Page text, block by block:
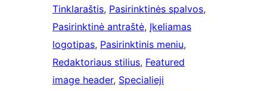
Tinklaraštis, Pasirinktinės spalvos
Pasirinktinė antraštė, Įkeliamas
logotipas, Pasirinktinis meniu
Redaktoriaus stilius, Featured
image header, Specialieji